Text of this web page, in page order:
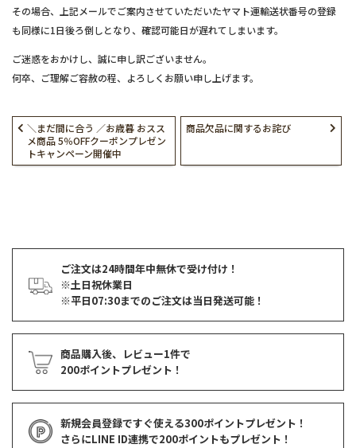
その場合、上記メールでご案内させていただいたヤマト運輸送状番号の登録
も同様に1日後ろ倒しとなり、確認可能日が遅れてしまいます。
ご迷惑をおかけし、誠に申し訳ございません。
何卒、ご理解ご容赦の程、よろしくお願い申し上げます。
＼まだ間に合う ／お歳暮 おスス
メ商品 5％OFFクーポンプレゼン
トキャンペーン開催中
商品欠品に関するお詫び
ご注文は24時間年中無休で受け付け！
※土日祝休業日
※平日07:30までのご注文は当日発送可能！
商品購入後、レビュー1件で
200ポイントプレゼント！
新規会員登録ですぐ使える300ポイントプレゼント！
さらにLINE ID連携で200ポイントもプレゼント！